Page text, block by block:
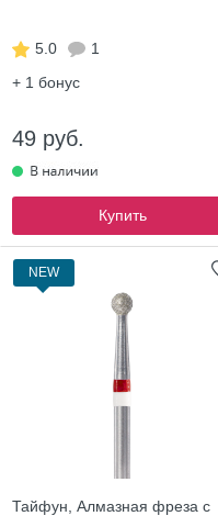
5.0
1
+ 1 бонус
49 руб.
Купить
NEW
Тайфун, Алмазная фреза с